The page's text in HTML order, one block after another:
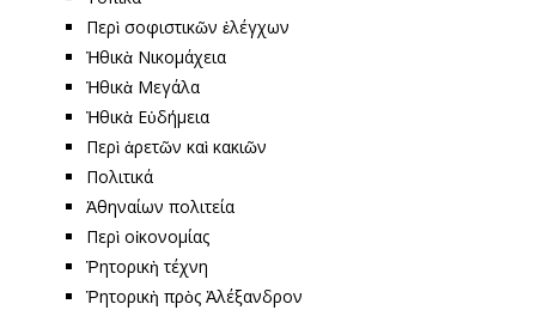
Περὶ σοφιστικῶν ἐλέγχων
Ἠθικὰ Νικομάχεια
Ἠθικὰ Μεγάλα
Ἠθικὰ Εὐδήμεια
Περὶ ἀρετῶν καὶ κακιῶν
Πολιτικά
Ἀθηναίων πολιτεία
Περὶ οἰκονομίας
Ῥητορικὴ τέχνη
Ῥητορικὴ πρὸς Ἀλέξανδρον